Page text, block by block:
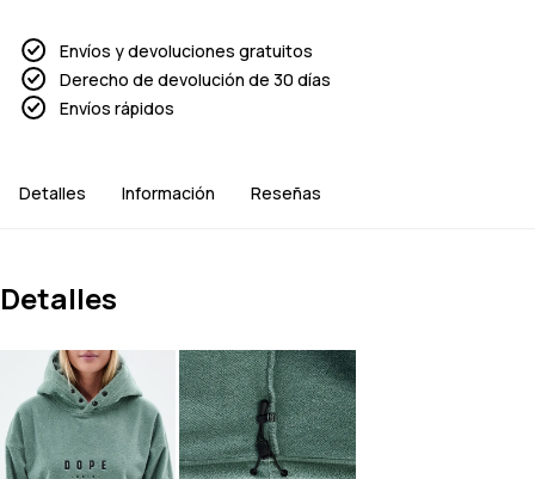
Envíos y devoluciones gratuitos
Derecho de devolución de 30 días
Envíos rápidos
Detalles Información Reseñas
Detalles